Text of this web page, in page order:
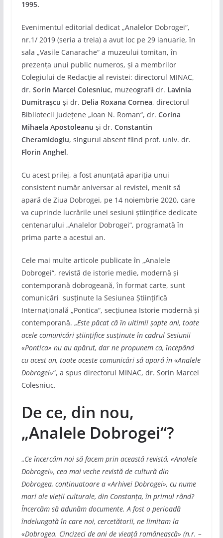
1995.
Evenimentul editorial dedicat „Analelor Dobrogei“,
nr.1/ 2019 (seria a treia) a avut loc pe 29 ianuarie, în
sala „Vasile Canarache“ a muzeului tomitan, în
prezența unui public numeros, și a membrilor
Colegiului de Redacție al revistei: directorul MINAC,
dr. Sorin Marcel Colesniuc, muzeografii dr. Lavinia
Dumitrașcu și dr. Delia Roxana Cornea, directorul
Bibliotecii Județene „Ioan N. Roman“, dr. Corina
Mihaela Apostoleanu și dr. Constantin
Cheramidoglu, singurul absent fiind prof. univ. dr.
Florin Anghel.
Cu acest prilej, a fost anunțată apariția unui
consistent număr aniversar al revistei, menit să
apară de Ziua Dobrogei, pe 14 noiembrie 2020, care
va cuprinde lucrările unei sesiuni științifice dedicate
centenarului „Analelor Dobrogei“, programată în
prima parte a acestui an.
Cele mai multe articole publicate în „Analele
Dobrogei“, revistă de istorie medie, modernă și
contemporană dobrogeană, în format carte, sunt
comunicări susținute la Sesiunea Științifică
Internațională „Pontica“, secțiunea Istorie modernă și
contemporană. „Este păcat că în ultimii șapte ani, toate
acele comunicări științifice susținute în cadrul Sesiunii
«Pontica» nu au apărut, dar ne propunem ca, începând
cu acest an, toate aceste comunicări să apară în «Analele
Dobrogei»“, a spus directorul MINAC, dr. Sorin Marcel
Colesniuc.
De ce, din nou,
„Analele Dobrogei“?
„Ce încercăm noi să facem prin această revistă, «Analele
Dobrogei», cea mai veche revistă de cultură din
Dobrogea, continuatoare a «Arhivei Dobrogei», cu nume
mari ale vieții culturale, din Constanța, în primul rând?
Încercăm să adunăm documente. A fost o perioadă
îndelungată în care noi, cercetătorii, ne limitam la
«Dobrogea. Cincizeci de ani de vieață românească» (n.r. –